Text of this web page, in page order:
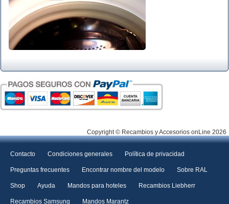
Copyright © Recambios y Accesorios onLine 2026
Contacto Condiciones generales Política de privacidad
Preguntas frecuentes Encontrar nombre del modelo Sobre RAL
Shop Ayuda Mandos para hoteles Recambios Liebherr
Recambios Samsung Mandos Marantz